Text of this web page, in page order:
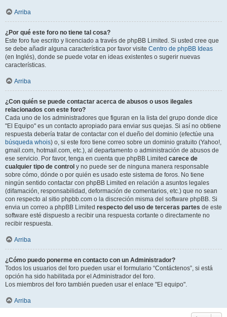
Arriba
¿Por qué este foro no tiene tal cosa?
Este foro fue escrito y licenciado a través de phpBB Limited. Si usted cree que
se debe añadir alguna característica por favor visite Centro de phpBB Ideas
(en Inglés), donde se puede votar en ideas existentes o sugerir nuevas
características.
Arriba
¿Con quién se puede contactar acerca de abusos o usos ilegales
relacionados con este foro?
Cada uno de los administradores que figuran en la lista del grupo donde dice
"El Equipo" es un contacto apropiado para enviar sus quejas. Si así no obtiene
respuesta debería tratar de contactar con el dueño del dominio (efectúe una
búsqueda whois) o, si este foro tiene correo sobre un dominio gratuito (Yahoo!,
gmail.com, hotmail.com, etc.), al departamento o administración de abusos de
ese servicio. Por favor, tenga en cuenta que phpBB Limited carece de
cualquier tipo de control y no puede ser de ninguna manera responsable
sobre cómo, dónde o por quién es usado este sistema de foros. No tiene
ningún sentido contactar con phpBB Limited en relación a asuntos legales
(difamación, responsabilidad, deformación de comentarios, etc.) que no sean
con respecto al sitio phpbb.com o la discreción misma del software phpBB. Si
envia un correo a phpBB Limited respecto del uso de terceras partes de este
software esté dispuesto a recibir una respuesta cortante o directamente no
recibir respuesta.
Arriba
¿Cómo puedo ponerme en contacto con un Administrador?
Todos los usuarios del foro pueden usar el formulario “Contáctenos”, si está
opción ha sido habilitada por el Administrador del foro.
Los miembros del foro también pueden usar el enlace "El equipo".
Arriba